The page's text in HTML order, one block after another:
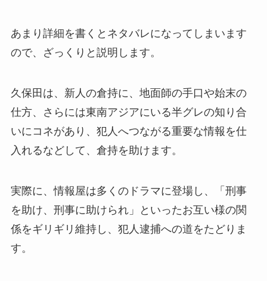
あまり詳細を書くとネタバレになってしまいます
ので、ざっくりと説明します。
久保田は、新人の倉持に、地面師の手口や始末の
仕方、さらには東南アジアにいる半グレの知り合
いにコネがあり、犯人へつながる重要な情報を仕
入れるなどして、倉持を助けます。
実際に、情報屋は多くのドラマに登場し、「刑事
を助け、刑事に助けられ」といったお互い様の関
係をギリギリ維持し、犯人逮捕への道をたどりま
す。